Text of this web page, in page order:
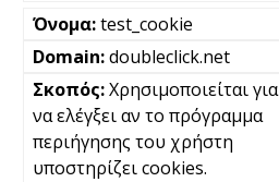
test_cookie
doubleclick.net
Χρησιμοποιείται για
να ελέγξει αν το πρόγραμμα
περιήγησης του χρήστη
υποστηρίζει cookies.